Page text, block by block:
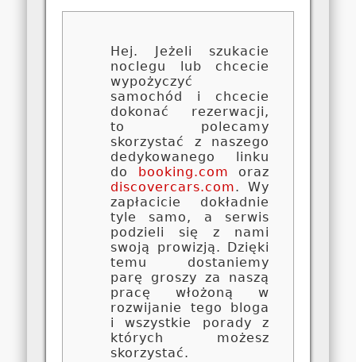
Hej. Jeżeli szukacie
noclegu lub chcecie
wypożyczyć
samochód i chcecie
dokonać rezerwacji,
to polecamy
skorzystać z naszego
dedykowanego linku
do
booking.com oraz
discovercars.com. Wy
zapłacicie dokładnie
tyle samo, a serwis
podzieli się z nami
swoją prowizją. Dzięki
temu dostaniemy
parę groszy za naszą
pracę włożoną w
rozwijanie tego bloga
i wszystkie porady z
których możesz
skorzystać.